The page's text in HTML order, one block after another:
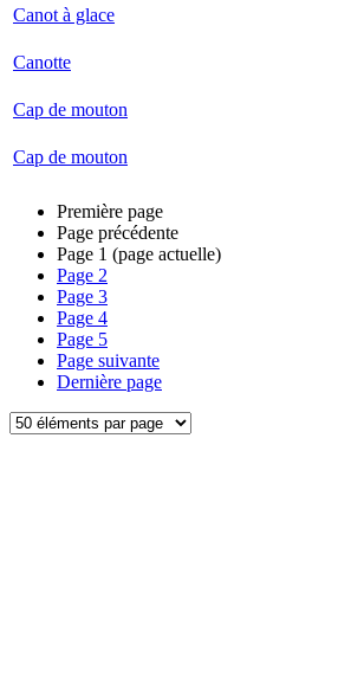
Canot à glace
Canotte
Cap de mouton
Cap de mouton
Première page
Page précédente
Page 1 (page actuelle)
Page 2
Page 3
Page 4
Page 5
Page suivante
Dernière page